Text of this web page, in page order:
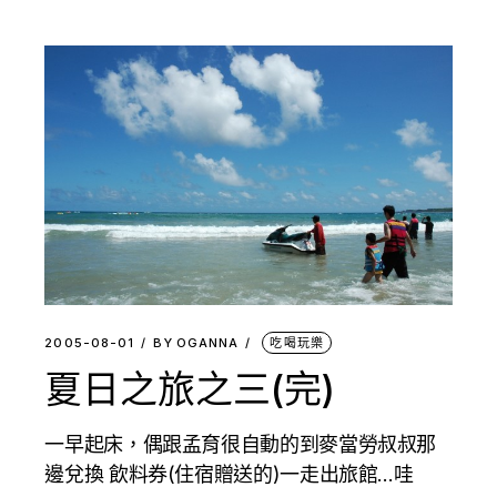
2005-08-01 BY OGANNA 吃喝玩樂
夏日之旅之三(完)
一早起床，偶跟孟育很自動的到麥當勞叔叔那
邊兌換 飲料券(住宿贈送的)一走出旅館…哇